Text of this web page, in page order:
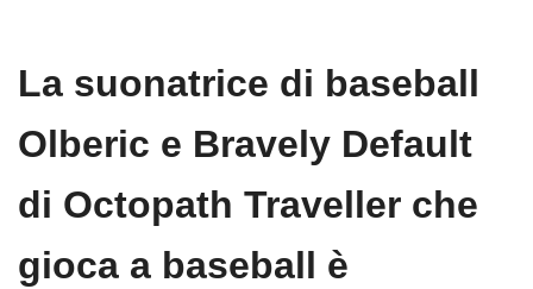
La suonatrice di baseball
Olberic e Bravely Default
di Octopath Traveller che
gioca a baseball è